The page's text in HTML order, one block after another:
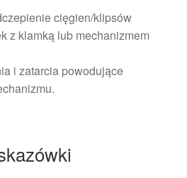
cięgien/klipsów
z klamką lub mechanizmem
i zatarcia powodujące